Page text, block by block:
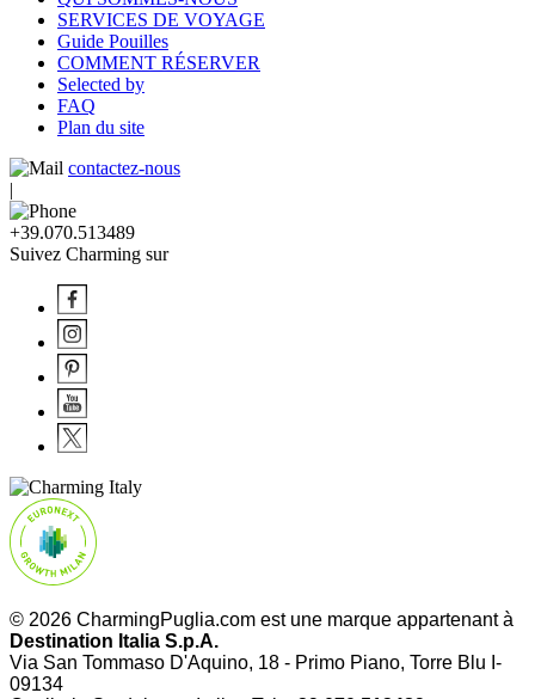
SERVICES DE VOYAGE
Guide Pouilles
COMMENT RÉSERVER
Selected by
FAQ
Plan du site
contactez-nous
|
+39.070.513489
Suivez Charming sur
© 2026 CharmingPuglia.com est une marque appartenant à
Destination Italia S.p.A.
Via San Tommaso D'Aquino, 18 - Primo Piano, Torre Blu I-
09134